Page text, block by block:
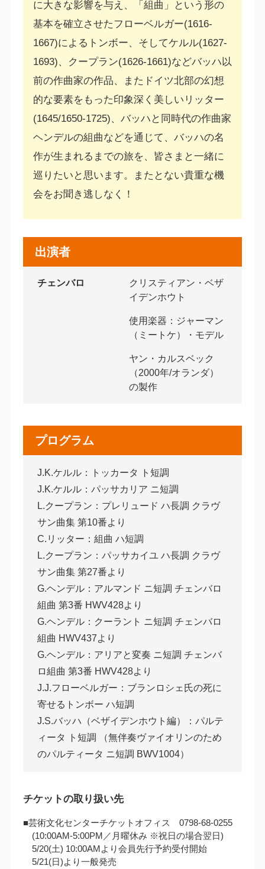
に大きな影響を与え、「組曲」という形の
基本を確立させたフローベルガー(1616-
1667)によるトンボー、そしてケルル(1627-
1693)、クープラン(1626-1661)などバッハ以
前の作曲家の作品、またドイツ北部の幻想
的な要素をもった印象深く美しいリッター
(1645/1650-1725)、バッハと同時代の作曲家
ヘンデルの組曲などを通じて、バッハの名
作が生まれるまでの旅を、皆さまと一緒に
巡りたいと思います。またとない貴重な機
会をお聞き逃しなく！
出演者
チェンバロ
クリスティアン・ベザ
イデンホウト
使用楽器：ジャーマン
（ミートケ）・モデル
ヤン・カルスベック
（2000年/オランダ）
の製作
プログラム
J.K.ケルル：トッカータ ト短調
J.K.ケルル：パッサカリア ニ短調
L.クープラン：プレリュード ハ長調 クラヴ
サン曲集 第10番より
C.リッター：組曲 ハ短調
L.クープラン：パッサカイユ ハ長調 クラヴ
サン曲集 第27番より
G.ヘンデル：アルマンド ニ短調 チェンバロ
組曲 第3番 HWV428より
G.ヘンデル：クーラント ニ短調 チェンバロ
組曲 HWV437より
G.ヘンデル：アリアと変奏 ニ短調 チェンバ
ロ組曲 第3番 HWV428より
J.J.フローベルガー：ブランロシェ氏の死に
寄せるトンボー ハ短調
J.S.バッハ（ベザイデンホウト編）：パルテ
ィータ ト短調 （無伴奏ヴァイオリンのため
のパルティータ ニ短調 BWV1004）
チケットの取り扱い先
■芸術文化センターチケットオフィス 0798-68-0255
(10:00AM‐5:00PM／月曜休み ※祝日の場合翌日)
5/20(土) 10:00AMより会員先行予約受付開始
5/21(日)より一般発売